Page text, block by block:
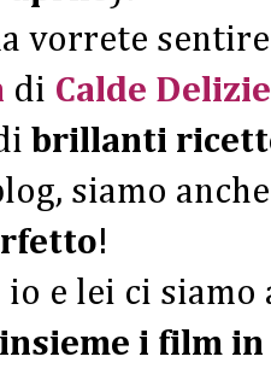
vorrete
di Calde Delizie
brillanti
siamo
!
io e lei ci
i film